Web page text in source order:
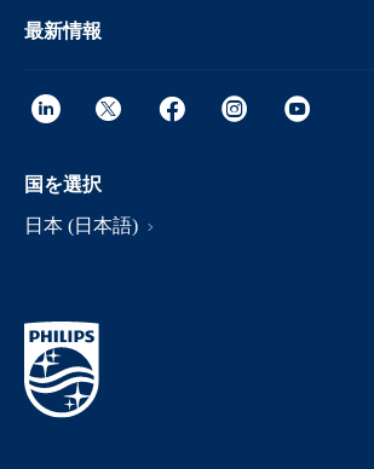
最新情報
国を選択
日本 (日本語)